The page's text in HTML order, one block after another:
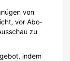
von
vor Abo-
zu
indem